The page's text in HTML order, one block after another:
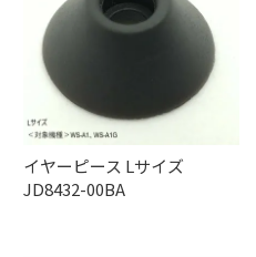
イヤーピース Lサイズ
JD8432-00BA